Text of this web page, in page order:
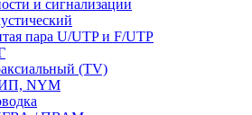
и сигнализации
пара U/UTP и F/UTP
(TV)
NYM